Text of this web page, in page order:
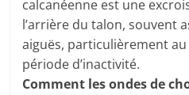
calcanéenne est une
l’arrière du talon, souvent
aiguës, particulièrement
période d’inactivité.
Comment les ondes de